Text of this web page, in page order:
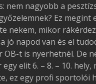
nem nagyobb a
Ez megint
nekem, mikor
jó napod van és el
t is nyerhetnél. De
elit 6. – 8. – 10. hely,
ez egy profi sportolói